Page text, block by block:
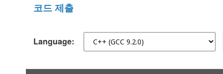
코드 제출
Language: